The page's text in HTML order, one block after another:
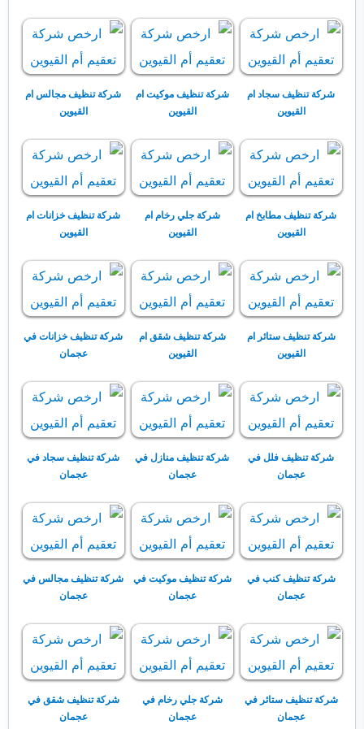
شركة تنظيف سجاد ام
القيوين
شركة تنظيف موكيت ام
القيوين
شركة تنظيف مجالس ام
القيوين
شركة تنظيف مطابخ ام
القيوين
شركة جلي رخام ام
القيوين
شركة تنظيف خزانات ام
القيوين
شركة تنظيف ستائر ام
القيوين
شركة تنظيف شقق ام
القيوين
شركة تنظيف خزانات في
عجمان
شركة تنظيف فلل في
عجمان
شركة تنظيف منازل في
عجمان
شركة تنظيف سجاد في
عجمان
شركة تنظيف كنب في
عجمان
شركة تنظيف موكيت في
عجمان
شركة تنظيف مجالس في
عجمان
شركة تنظيف ستائر في
عجمان
شركة جلي رخام في
عجمان
شركة تنظيف شقق في
عجمان